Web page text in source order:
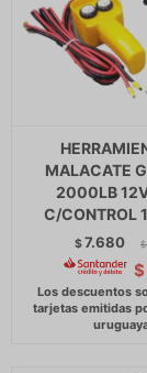
MALACATE
2000LB
C/CONTROL
$7.680 $
$